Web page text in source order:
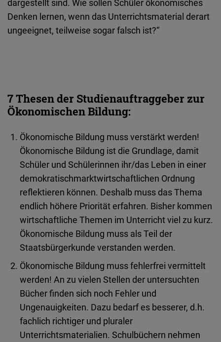
dargestellt sind. Wie sollen Schüler ökonomisches
Denken lernen, wenn das Unterrichtsmaterial derart
ungeeignet, teilweise sogar falsch ist?“
7 Thesen der Studienauftraggeber zur
Ökonomischen Bildung:
Ökonomische Bildung muss verstärkt werden!
Ökonomische Bildung ist die Grundlage, damit
Schüler und Schülerinnen ihr/das Leben in einer
demokratischmarktwirtschaftlichen Ordnung
reflektieren können. Deshalb muss das Thema
endlich höhere Priorität erfahren. Bisher kommen
wirtschaftliche Themen im Unterricht viel zu kurz.
Ökonomische Bildung muss als Teil der
Staatsbürgerkunde verstanden werden.
Ökonomische Bildung muss fehlerfrei vermittelt
werden! An zu vielen Stellen der untersuchten
Bücher finden sich noch Fehler und
Ungenauigkeiten. Dazu bedarf es besserer, d.h.
fachlich richtiger und pluraler
Unterrichtsmaterialien. Schulbüchern nehmen